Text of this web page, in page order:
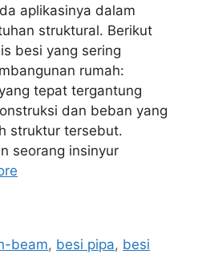
aplikasinya dalam
struktural. Berikut
besi yang sering
rumah:
tepat tergantung
dan beban yang
struktur tersebut.
seorang insinyur
beam, besi pipa, besi